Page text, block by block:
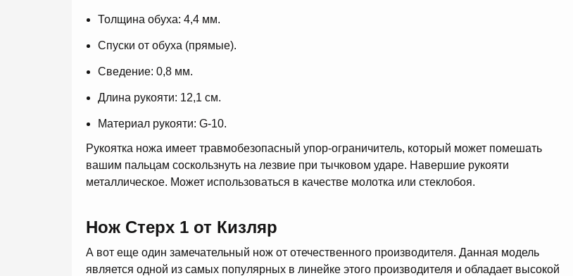
Толщина обуха: 4,4 мм.
Спуски от обуха (прямые).
Сведение: 0,8 мм.
Длина рукояти: 12,1 см.
Материал рукояти: G-10.
Рукоятка ножа имеет травмобезопасный упор-ограничитель, который может помешать
вашим пальцам соскользнуть на лезвие при тычковом ударе. Навершие рукояти
металлическое. Может использоваться в качестве молотка или стеклобоя.
Нож Стерх 1 от Кизляр
А вот еще один замечательный нож от отечественного производителя. Данная модель
является одной из самых популярных в линейке этого производителя и обладает высокой